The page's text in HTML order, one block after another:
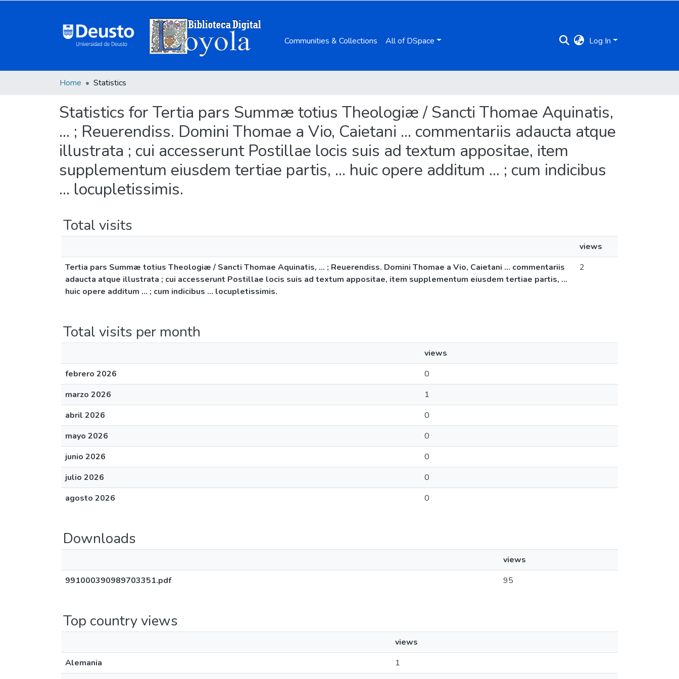
Communities & Collections All of DSpace Log In
Home Statistics
Statistics for Tertia pars Summæ totius Theologiæ / Sancti Thomae Aquinatis,
... ; Reuerendiss. Domini Thomae a Vio, Caietani ... commentariis adaucta atque
illustrata ; cui accesserunt Postillae locis suis ad textum appositae, item
supplementum eiusdem tertiae partis, ... huic opere additum ... ; cum indicibus
... locupletissimis.
Total visits
views
Tertia pars Summæ totius Theologiæ / Sancti Thomae Aquinatis, ... ; Reuerendiss. Domini Thomae a Vio, Caietani ... commentariis
adaucta atque illustrata ; cui accesserunt Postillae locis suis ad textum appositae, item supplementum eiusdem tertiae partis, ...
huic opere additum ... ; cum indicibus ... locupletissimis.
2
Total visits per month
views
febrero 2026
0
marzo 2026
1
abril 2026
0
mayo 2026
0
junio 2026
0
julio 2026
0
agosto 2026
0
Downloads
views
991000390989703351.pdf
95
Top country views
views
Alemania
1